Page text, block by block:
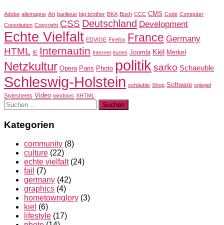
Adobe allemagne Art banlieue big brother BKA Bush CCC CMS Code Computer
Constitution Copyright CSS Deutschland Development
Echte Vielfalt EDVIGE Firefox France Germany
HTML IE Internautin Internet itunes Joomla Kiel Merkel
Netzkultur Opera Paris Photo politik sarko Schaeuble
Schleswig-Holstein schäuble Shop Software spiegel
Stylesheets Video windows XHTML
Suchen
nach:
Kategorien
community (8)
culture (22)
echte vielfalt(24)
fail (7)
germany (42)
graphics (4)
hometownglory (3)
kiel (6)
lifestyle (17)